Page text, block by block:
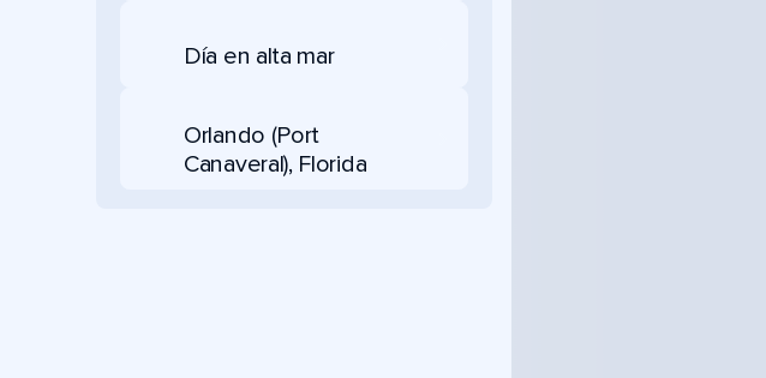
Día en alta mar
Orlando (Port
Canaveral), Florida